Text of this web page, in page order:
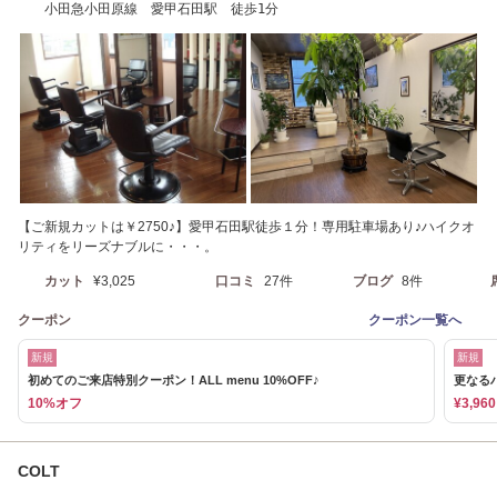
小田急小田原線 愛甲石田駅 徒歩1分
【ご新規カットは￥2750♪】愛甲石田駅徒歩１分！専用駐車場あり♪ハイクオ
リティをリーズナブルに・・・。
カット ¥3,025 口コミ 27件 ブログ 8件
クーポン クーポン一覧へ
新規
初めてのご来店特別クーポン！ALL menu 10%OFF♪
10%オフ
新規
更なる
¥3,960
COLT